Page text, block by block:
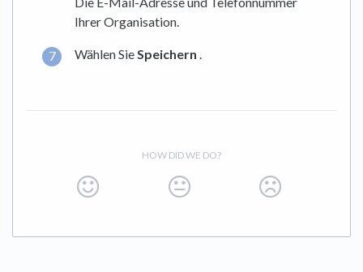
Ihrer Organisation.
Wählen SieSpeichern .
HOW DID WE DO?